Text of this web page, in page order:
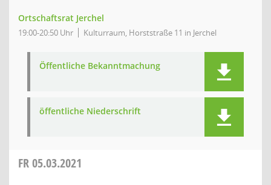
Ortschaftsrat Jerchel
19:00-20:50 Uhr Kulturraum, Horststraße 11 in Jerchel
Öffentliche Bekanntmachung
öffentliche Niederschrift
FR05.03.2021